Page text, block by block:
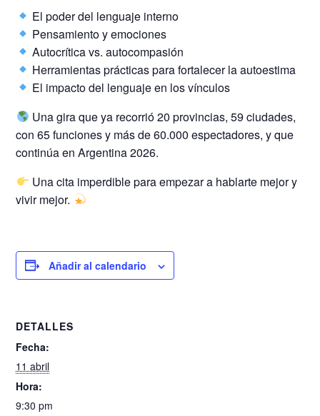
El poder del lenguaje interno
Pensamiento y emociones
Autocrítica vs. autocompasión
Herramientas prácticas para fortalecer la autoestima
El impacto del lenguaje en los vínculos
Una gira que ya recorrió 20 provincias, 59 ciudades,
con 65 funciones y más de 60.000 espectadores, y que
continúa en Argentina 2026.
Una cita imperdible para empezar a hablarte mejor y
vivir mejor.
Añadir al calendario
DETALLES
Fecha:
11 abril
Hora:
9:30 pm